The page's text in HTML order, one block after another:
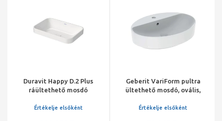
Duravit Happy D.2 Plus
ráültethető mosdó
csaplyuk/túlfolyó nélk,
Értékelje elsőként
Geberit VariForm pultra
ültethető mosdó, ovális,
x 15.8 cm x 45 cm, túlfolyó
Értékelje elsőként